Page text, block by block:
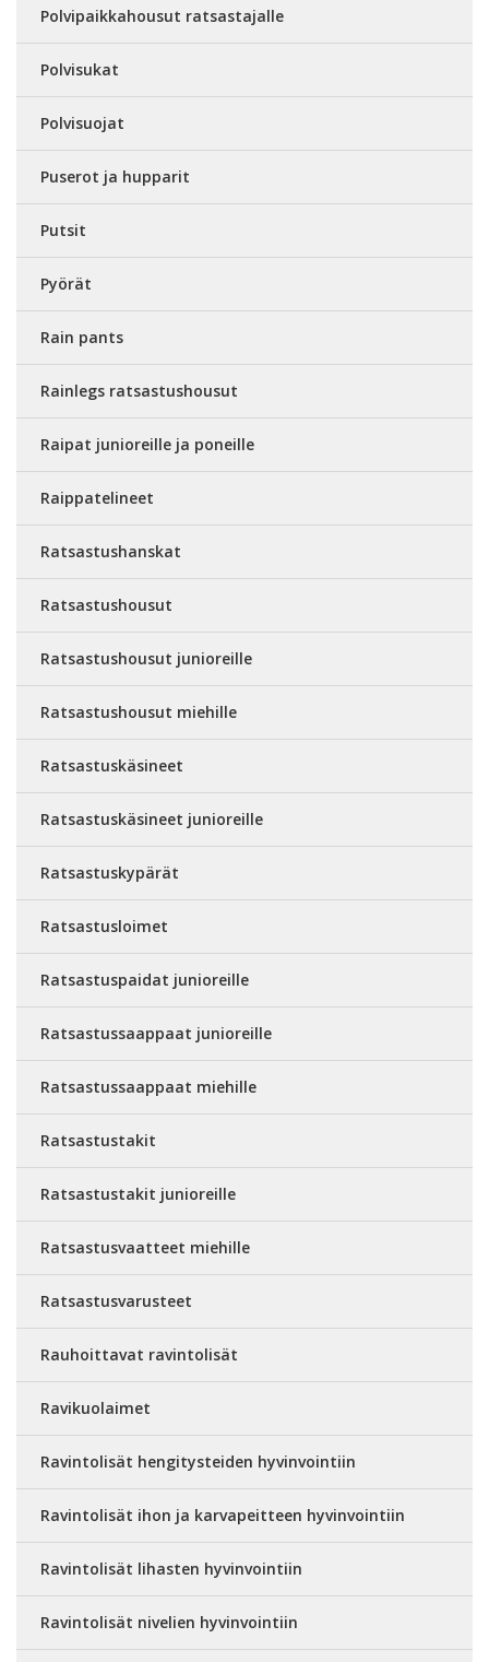
Polvipaikkahousut ratsastajalle
Polvisukat
Polvisuojat
Puserot ja hupparit
Putsit
Pyörät
Rain pants
Rainlegs ratsastushousut
Raipat junioreille ja poneille
Raippatelineet
Ratsastushanskat
Ratsastushousut
Ratsastushousut junioreille
Ratsastushousut miehille
Ratsastuskäsineet
Ratsastuskäsineet junioreille
Ratsastuskypärät
Ratsastusloimet
Ratsastuspaidat junioreille
Ratsastussaappaat junioreille
Ratsastussaappaat miehille
Ratsastustakit
Ratsastustakit junioreille
Ratsastusvaatteet miehille
Ratsastusvarusteet
Rauhoittavat ravintolisät
Ravikuolaimet
Ravintolisät hengitysteiden hyvinvointiin
Ravintolisät ihon ja karvapeitteen hyvinvointiin
Ravintolisät lihasten hyvinvointiin
Ravintolisät nivelien hyvinvointiin